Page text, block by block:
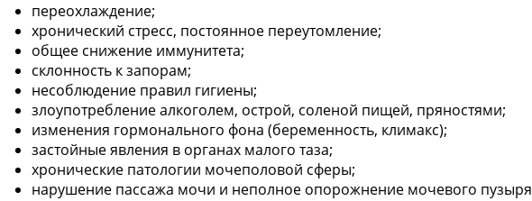
переохлаждение;
хронический стресс, постоянное переутомление;
общее снижение иммунитета;
склонность к запорам;
несоблюдение правил гигиены;
злоупотребление алкоголем, острой, соленой пищей, пряностями;
изменения гормонального фона (беременность, климакс);
застойные явления в органах малого таза;
хронические патологии мочеполовой сферы;
нарушение пассажа мочи и неполное опорожнение мочевого